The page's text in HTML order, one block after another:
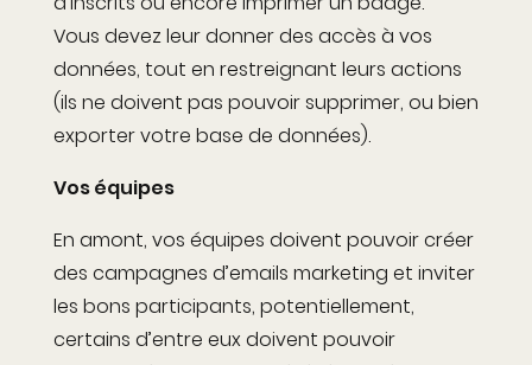
Vous devez leur donner des accès à vos
données, tout en restreignant leurs actions
(ils ne doivent pas pouvoir supprimer, ou bien
exporter votre base de données).
Vos équipes
En amont, vos équipes doivent pouvoir créer
des campagnes d’emails marketing et inviter
les bons participants, potentiellement,
certains d’entre eux doivent pouvoir